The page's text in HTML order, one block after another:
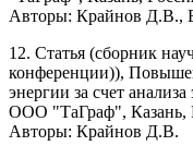
Авторы: Крайнов Д.В.,
12. Статья (сборник
конференции)),
энергии за счет
ООО "ТаГраф", Казань,
Авторы: Крайнов Д.В.